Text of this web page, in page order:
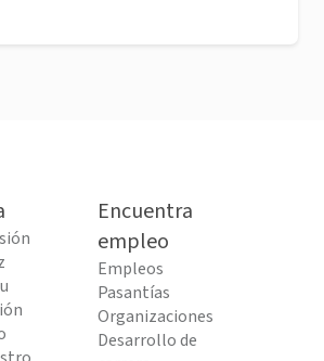
Encuentra
empleo
Empleos
Pasantías
Organizaciones
Desarrollo de